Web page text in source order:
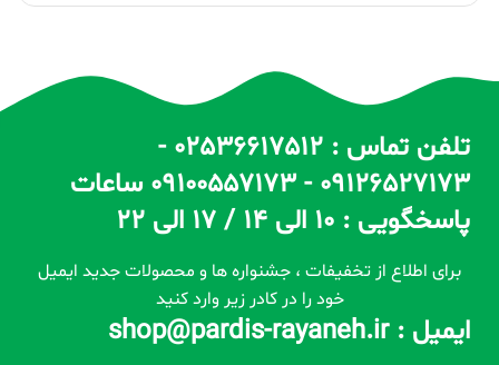
تلفن تماس : 02536617512 -
09126527173 - 09100557173 ساعات
پاسخگویی : 10 الی 14 / 17 الی 22
برای اطلاع از تخفیفات ، جشنواره ها و محصولات جدید ایمیل
خود را در کادر زیر وارد کنید
ایمیل : shop@pardis-rayaneh.ir